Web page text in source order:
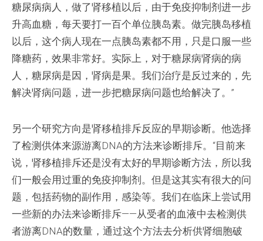
糖尿病病人，做了肾移植以后，由于免疫抑制剂进一步
升高血糖，每天要打一百个单位胰岛素。做完胰岛移植
以后，这个病人现在一点胰岛素都不用，只是口服一些
降糖药，效果非常好。实际上，对于糖尿病肾病的病
人，糖尿病是因，肾病是果。我们治疗是反过来的，先
解决肾病问题，进一步把糖尿病问题也给解决了。”
另一个研究方向是肾移植排斥反应的早期诊断。他选择
了检测供体来源游离DNA的方法来诊断排斥。“目前来
说，肾移植排斥还是没有太好的早期诊断方法，所以我
们一般会用过重的免疫抑制剂。但是这其实有很大的问
题，包括药物的副作用，感染等。我们在临床上尝试用
一些新的办法来诊断排斥——从受者的血液中去检测供
者游离DNA的数量，通过这个方法去分析供肾细胞破